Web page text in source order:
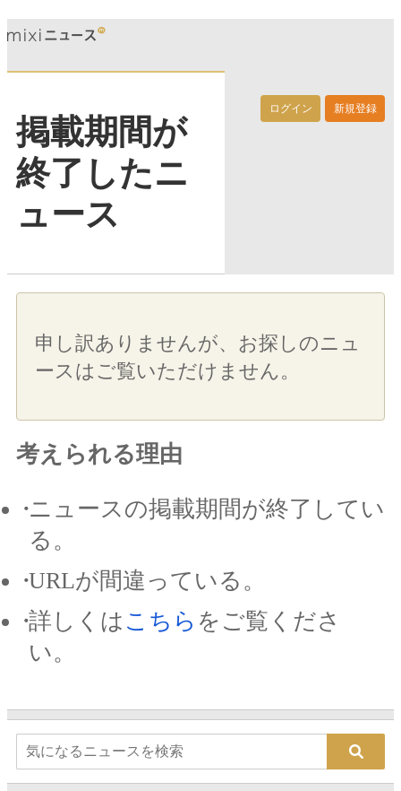
ログイン 新規登録
掲載期間が
終了したニ
ュース
申し訳ありませんが、お探しのニュ
ースはご覧いただけません。
考えられる理由
ニュースの掲載期間が終了してい
る。
URLが間違っている。
詳しくは こちら をご覧くださ
い。